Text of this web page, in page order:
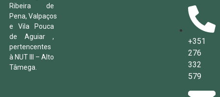
Ribeira de
Pena, Valpaços
e Vila Pouca
de Aguiar ,
pertencentes
à NUT III – Alto
Tâmega.
+351
276
332
579